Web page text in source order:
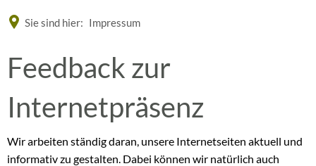
Sie sind hier: Impressum
Feedback
zur
Internetseite
Feedback zur
Internetpräsenz
Wir arbeiten ständig daran, unsere Internetseiten aktuell und
informativ zu gestalten. Dabei können wir natürlich auch